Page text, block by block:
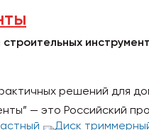
решений для
— это Российский